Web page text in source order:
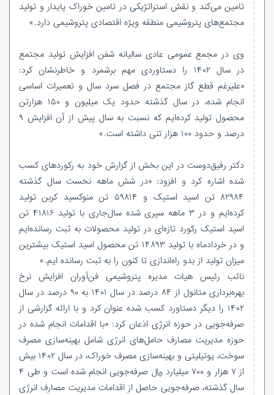
تامین می‌کند و نقش استراتژیکی در تامین خوراک پایدار و تولید
مجتمع‌های پتروشیمی منطقه ویژه اقتصادی پتروشیمی دارد.»
وی در مجمع عمومی عادی سالیانه شفن افزایش تولید مجتمع
در سال ۱۴۰۲ را دستاوردی مهم برشمرد و خاطرنشان کرد:
«علیرغم قطع گاز مجتمع در فصل سرد سال و تعمیرات اساسی
انجام شده، در سال گذشته حدود یک میلیون و ۱۵۰ هزارتن
محصول تولید کرده‌ایم که نسبت به سال پیش از آن افزایش ۹
درصد و حدود ۱۰۰ هزار تنی داشته است.»
دکتر رفیق‌دوست در این بخش از گزارش خود به رکوردهای کسب
شده اشاره کرد و افزود: «در شش ماهه نخست سال گذشته
۸۲۹۸۴ تن اسید استیک و ۵۹۸۱۴ تن منوکسید کربن تولید
کرده‌ایم و در ۳ ماهه سپری شده سال‌جاری با تولید ۴۱۸۱۶ تن
اسید استیک رکورد تازه‌ای در تولید محصولات به ثبت رسانده‌ایم
و در خردادماه با تولید ۱۴۸۹۳ تن محصول اسید استیک بیشترین
میزان تولید از بدو راه‌اندازی تا کنون را به ثبت رسانده ایم.»
نائب‌ رئیس هیات مدیره پتروشیمی فن‌آوران افزایش نرخ
بهره‌برداری متانول از ۸۴ درصد در سال ۱۴۰۱ به ۹۰ درصد در سال
۱۴۰۲ را دیگر دستاورد کسب شده عنوان کرد و با ارائه گزارشی از
صرفه‌جویی در حوزه انرژی اذعان کرد: «با اقدامات انجام شده در
حوزه مدیریت مصارف حامل‌های انرژی شامل بهینه‌سازی مصرف
سوخت، یوتیلیتی و بهینه‌سازی مصرف خوراک، در سال ۱۴۰۲ بیش
از ۷ هزار و ۷۰۰ میلیارد ریال صرفه‌جویی انجام شده است و طی ۴
سال گذشته، صرفه‌جویی حاصل از اقدامات مدیریت مصارف انرژی